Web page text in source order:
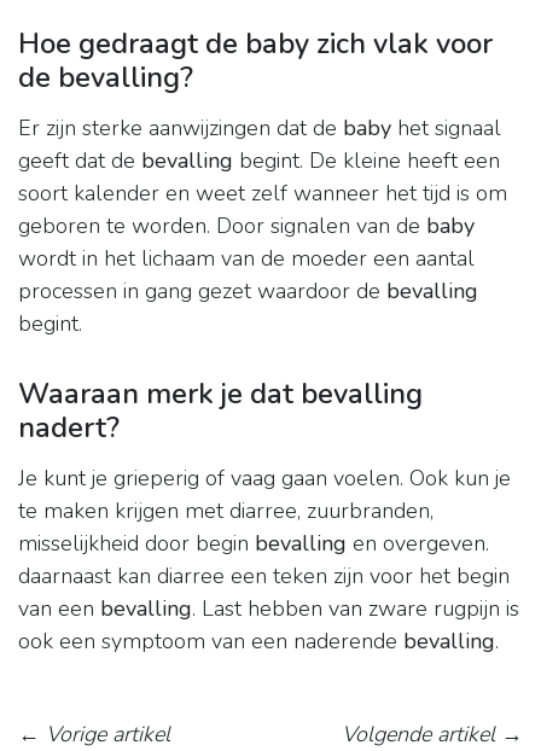
Hoe gedraagt de baby zich vlak voor
de bevalling?
Er zijn sterke aanwijzingen dat de baby het signaal
geeft dat de bevalling begint. De kleine heeft een
soort kalender en weet zelf wanneer het tijd is om
geboren te worden. Door signalen van de baby
wordt in het lichaam van de moeder een aantal
processen in gang gezet waardoor de bevalling
begint.
Waaraan merk je dat bevalling
nadert?
Je kunt je grieperig of vaag gaan voelen. Ook kun je
te maken krijgen met diarree, zuurbranden,
misselijkheid door begin bevalling en overgeven.
daarnaast kan diarree een teken zijn voor het begin
van een bevalling. Last hebben van zware rugpijn is
ook een symptoom van een naderende bevalling.
← Vorige artikel
Volgende artikel→